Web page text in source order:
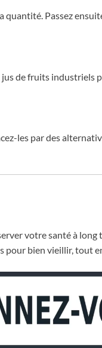
Passez
de fruits industriels
les par des
votre santé à
bien vieillir, tout